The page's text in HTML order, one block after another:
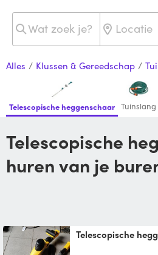
Alles / Klussen & Gereedschap /
Telescopische heggenschaar Tuinslang
Telescopische heggenschaar
huren van je
Telescopische